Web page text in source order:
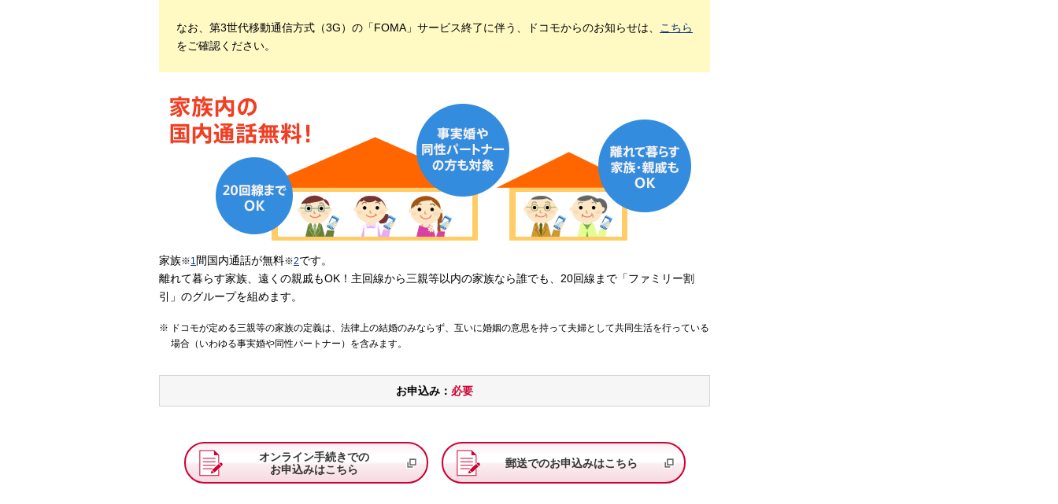
なお、第3世代移動通信方式（3G）の「FOMA」サービス終了に伴う、ドコモからのお知らせは、
こちら
をご確認ください。
家族※1間国内通話が無料※2です。
離れて暮らす家族、遠くの親戚もOK！主回線から三親等以内の家族なら誰でも、20回線まで「ファミリー割
引」のグループを組めます。
ドコモが定める三親等の家族の定義は、法律上の結婚のみならず、互いに婚姻の意思を持って夫婦として共同生活を行っている
場合（いわゆる事実婚や同性パートナー）を含みます。
お申込み： 必要
オンライン手続きでの
お申込みはこちら
郵送でのお申込みはこちら